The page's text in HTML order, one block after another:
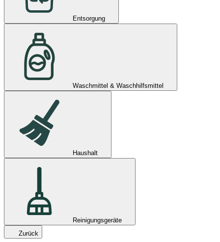
Entsorgung
Waschmittel & Waschhilfsmittel
Haushalt
Reinigungsgeräte
Zurück